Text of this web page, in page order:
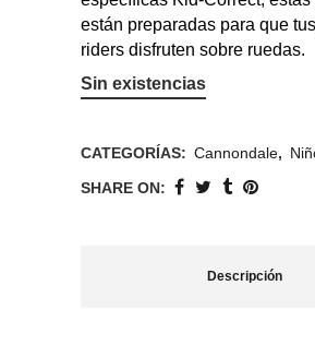
están preparadas para que
riders disfruten sobre ruedas.
Sin existencias
CATEGORÍAS: Cannondale,
SHARE ON:
Descripción